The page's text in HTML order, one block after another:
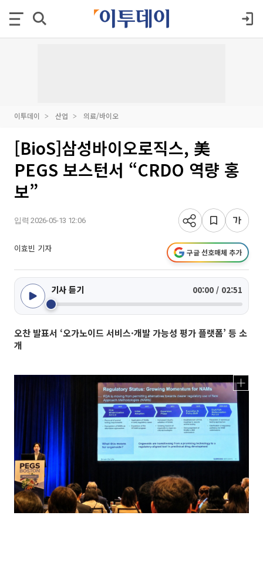
이투데이 산업 의료/바이오
[BioS]삼성바이오로직스, 美
PEGS 보스턴서 “CRDO 역량 홍
보”
입력 2026-05-13 12:06
이효빈 기자 구글 선호매체 추가
기사 듣기 00:00 / 02:51
오찬 발표서 ‘오가노이드 서비스·개발 가능성 평가 플랫폼’ 등 소
개